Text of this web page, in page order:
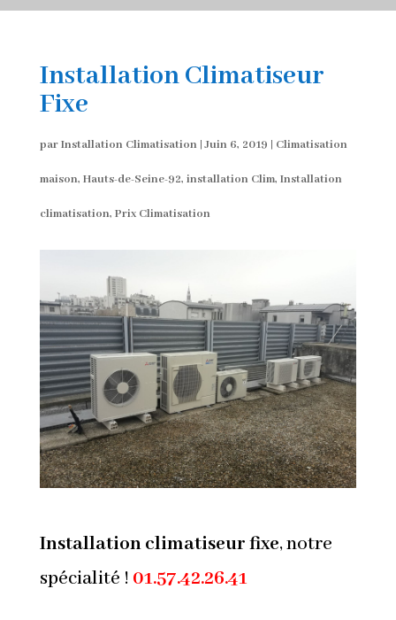
Installation Climatiseur
Fixe
parInstallation Climatisation |Juin 6, 2019 | Climatisation
maison, Hauts-de-Seine-92, installation Clim, Installation
climatisation, Prix Climatisation
Installation climatiseur fixe, notre
spécialité ! 01.57.42.26.41